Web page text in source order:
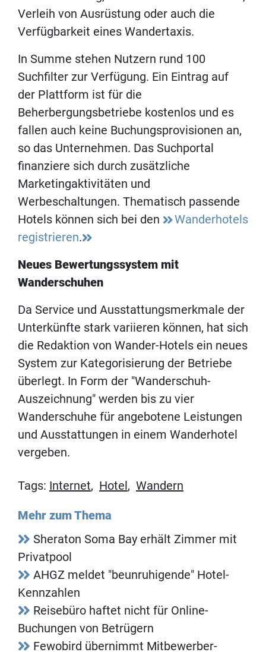
Verleih von Ausrüstung oder auch die
Verfügbarkeit eines Wandertaxis.
In Summe stehen Nutzern rund 100
Suchfilter zur Verfügung. Ein Eintrag auf
der Plattform ist für die
Beherbergungsbetriebe kostenlos und es
fallen auch keine Buchungsprovisionen an,
so das Unternehmen. Das Suchportal
finanziere sich durch zusätzliche
Marketingaktivitäten und
Werbeschaltungen. Thematisch passende
Hotels können sich bei den
Wanderhotels
registrieren.
Neues Bewertungssystem mit
Wanderschuhen
Da Service und Ausstattungsmerkmale der
Unterkünfte stark variieren können, hat sich
die Redaktion von Wander-Hotels ein neues
System zur Kategorisierung der Betriebe
überlegt. In Form der "Wanderschuh-
Auszeichnung" werden bis zu vier
Wanderschuhe für angebotene Leistungen
und Ausstattungen in einem Wanderhotel
vergeben.
Tags: Internet, Hotel, Wandern
Mehr zum Thema
Sheraton Soma Bay erhält Zimmer mit
Privatpool
AHGZ meldet "beunruhigende" Hotel-
Kennzahlen
Reisebüro haftet nicht für Online-
Buchungen von Betrügern
Fewobird übernimmt Mitbewerber-